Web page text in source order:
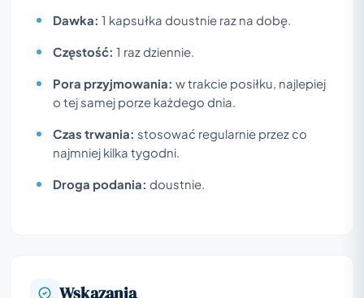
Dawka: 1 kapsułka doustnie raz na dobę.
Częstość: 1 raz dziennie.
Pora przyjmowania: w trakcie posiłku, najlepiej
o tej samej porze każdego dnia.
Czas trwania: stosować regularnie przez co
najmniej kilka tygodni.
Droga podania: doustnie.
Wskazania